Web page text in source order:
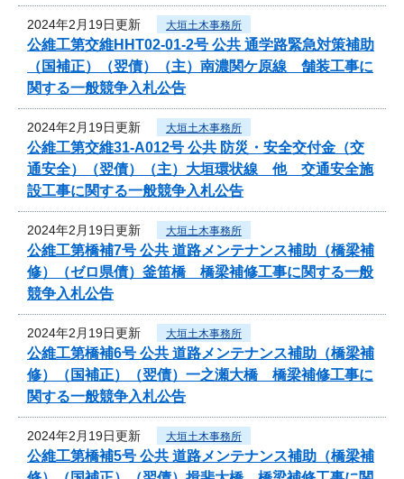
2024年2月19日更新 大垣土木事務所
公維工第交維HHT02-01-2号 公共 通学路緊急対策補助
（国補正）（翌債）（主）南濃関ケ原線 舗装工事に
関する一般競争入札公告
2024年2月19日更新 大垣土木事務所
公維工第交維31-A012号 公共 防災・安全交付金（交
通安全）（翌債）（主）大垣環状線 他 交通安全施
設工事に関する一般競争入札公告
2024年2月19日更新 大垣土木事務所
公維工第橋補7号 公共 道路メンテナンス補助（橋梁補
修）（ゼロ県債）釜笛橋 橋梁補修工事に関する一般
競争入札公告
2024年2月19日更新 大垣土木事務所
公維工第橋補6号 公共 道路メンテナンス補助（橋梁補
修）（国補正）（翌債）一之瀬大橋 橋梁補修工事に
関する一般競争入札公告
2024年2月19日更新 大垣土木事務所
公維工第橋補5号 公共 道路メンテナンス補助（橋梁補